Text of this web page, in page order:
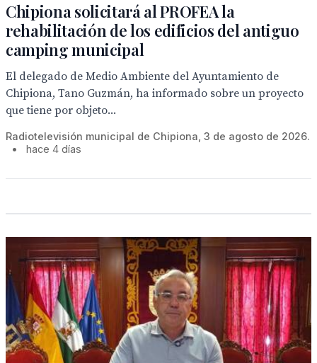
Chipiona solicitará al PROFEA la
rehabilitación de los edificios del antiguo
camping municipal
El delegado de Medio Ambiente del Ayuntamiento de
Chipiona, Tano Guzmán, ha informado sobre un proyecto
que tiene por objeto...
Radiotelevisión municipal de Chipiona, 3 de agosto de 2026.
•
hace 4 días